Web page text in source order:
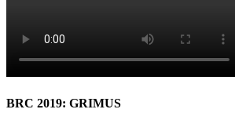
BRC 2019: GRIMUS